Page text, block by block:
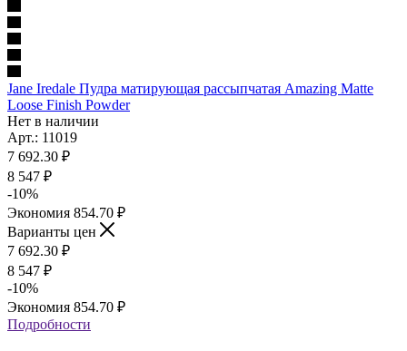
Jane Iredale Пудра матирующая рассыпчатая Amazing Matte
Loose Finish Powder
Нет в наличии
Арт.: 11019
7 692.30 ₽
8 547 ₽
-10%
Экономия 854.70 ₽
Варианты цен
7 692.30 ₽
8 547 ₽
-10%
Экономия 854.70 ₽
Подробности